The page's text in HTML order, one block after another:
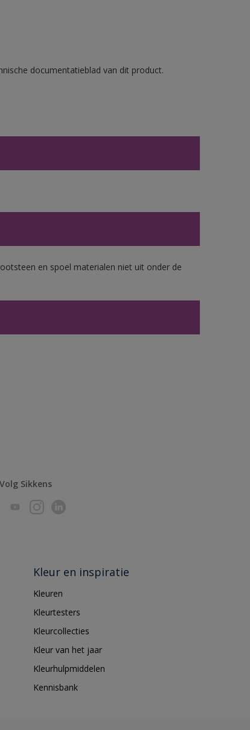
documentatieblad van dit product.
en spoel materialen niet uit onder de
Volg Sikkens
Kleur en inspiratie
Kleuren
Kleurtesters
Kleurcollecties
Kleur van het jaar
Kleurhulpmiddelen
Kennisbank